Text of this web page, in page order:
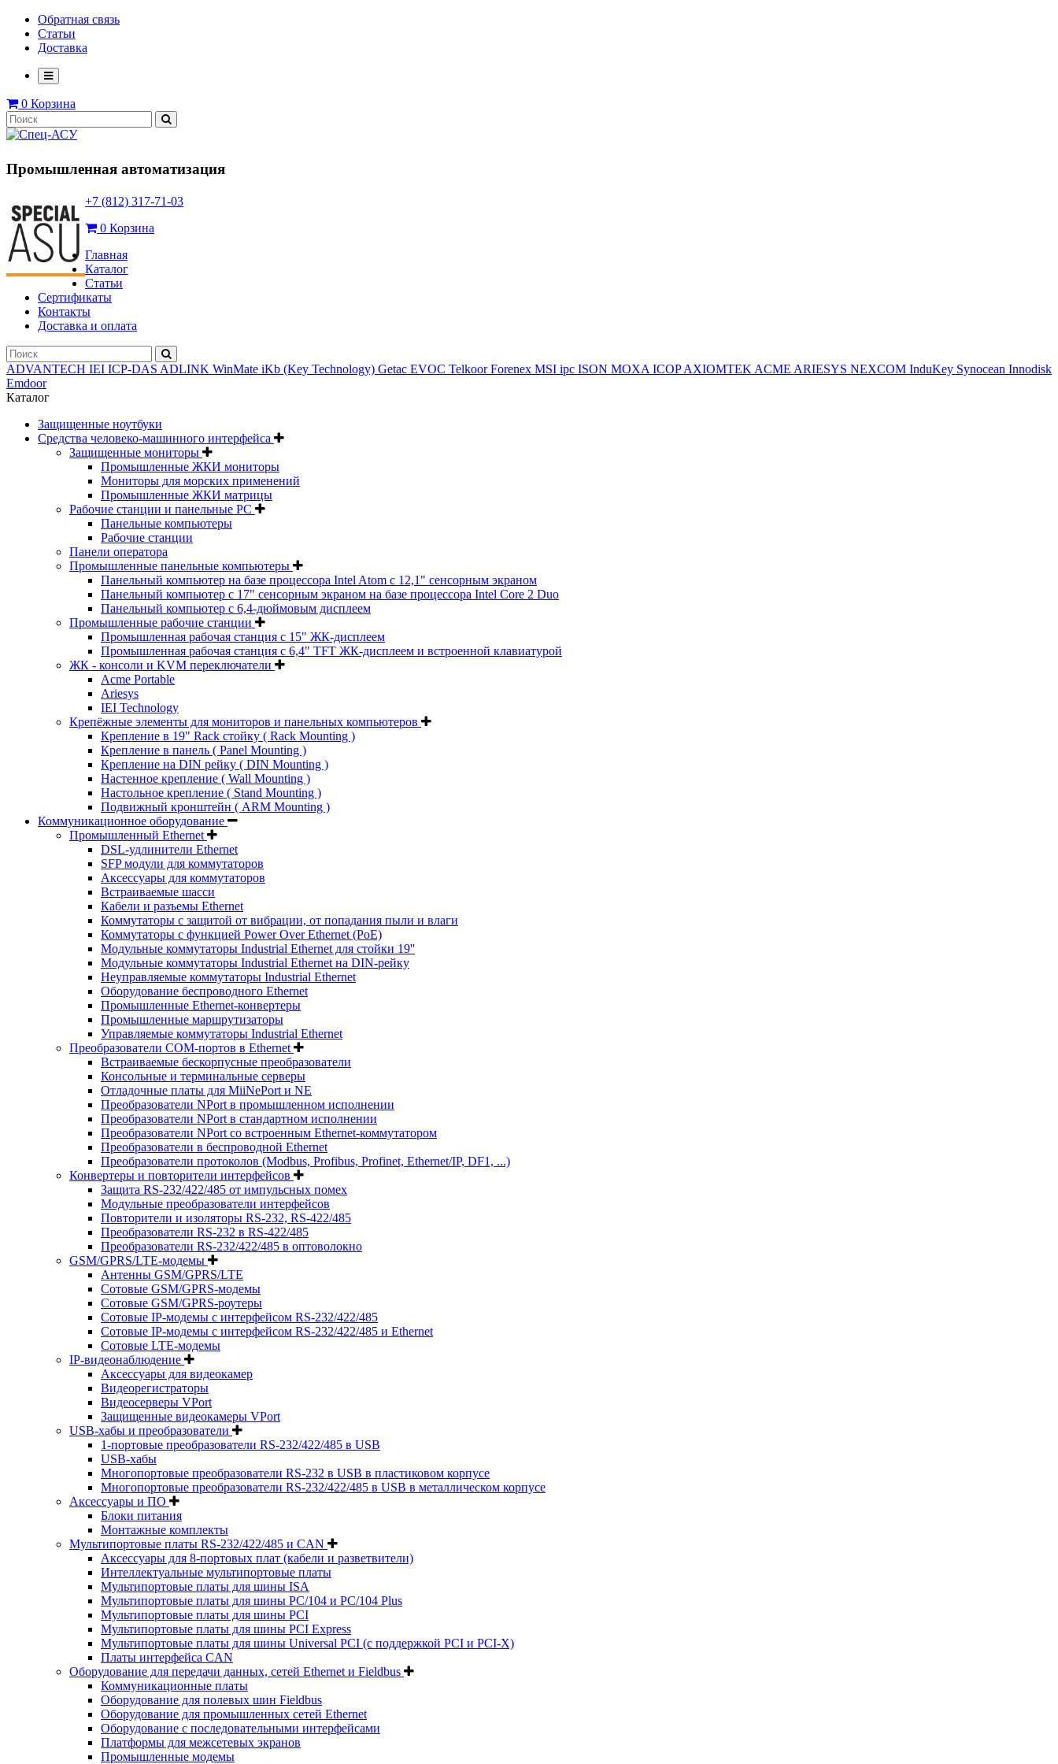
Обратная связь
Статьи
Доставка
0 Корзина
Промышленная автоматизация
+7 (812) 317-71-03
0 Корзина
Главная
Каталог
Статьи
Сертификаты
Контакты
Доставка и оплата
ADVANTECH IEI ICP-DAS ADLINK WinMate iKb (Key Technology) Getac EVOC TelkoorForenex MSI ipc ISON MOXA ICOPAXIOMTEK ACME ARIESYS NEXCOM InduKey Synocean Innodisk
Emdoor
Каталог
Защищенные ноутбуки
Средства человеко-машинного интерфейса
Защищенные мониторы
Промышленные ЖКИ мониторы
Мониторы для морских применений
Промышленные ЖКИ матрицы
Рабочие станции и панельные РС
Панельные компьютеры
Рабочие станции
Панели оператора
Промышленные панельные компьютеры
Панельный компьютер на базе процессора Intel Atom с 12,1" сенсорным экраном
Панельный компьютер с 17" сенсорным экраном на базе процессора Intel Core 2 Duo
Панельный компьютер с 6,4-дюймовым дисплеем
Промышленные рабочие станции
Промышленная рабочая станция с 15" ЖК-дисплеем
Промышленная рабочая станция с 6,4" TFT ЖК-дисплеем и встроенной клавиатурой
ЖК - консоли и KVM переключатели
Acme Portable
Ariesys
IEI Technology
Крепёжные элементы для мониторов и панельных компьютеров
Крепление в 19" Rack стойку ( Rack Mounting )
Крепление в панель ( Panel Mounting )
Крепление на DIN рейку ( DIN Mounting )
Настенное крепление ( Wall Mounting )
Настольное крепление ( Stand Mounting )
Подвижный кронштейн ( ARM Mounting )
Коммуникационное оборудование
Промышленный Ethernet
DSL-удлинители Ethernet
SFP модули для коммутаторов
Аксессуары для коммутаторов
Встраиваемые шасси
Кабели и разъемы Ethernet
Коммутаторы с защитой от вибрации, от попадания пыли и влаги
Коммутаторы с функцией Power Over Ethernet (PoE)
Модульные коммутаторы Industrial Ethernet для стойки 19''
Модульные коммутаторы Industrial Ethernet на DIN-рейку
Неуправляемые коммутаторы Industrial Ethernet
Оборудование беспроводного Ethernet
Промышленные Ethernet-конвертеры
Промышленные маршрутизаторы
Управляемые коммутаторы Industrial Ethernet
Преобразователи COM-портов в Ethernet
Встраиваемые бескорпусные преобразователи
Консольные и терминальные серверы
Отладочные платы для MiiNePort и NE
Преобразователи NPort в промышленном исполнении
Преобразователи NPort в стандартном исполнении
Преобразователи NPort со встроенным Ethernet-коммутатором
Преобразователи в беспроводной Ethernet
Преобразователи протоколов (Modbus, Profibus, Profinet, Ethernet/IP, DF1, ...)
Конвертеры и повторители интерфейсов
Защита RS-232/422/485 от импульсных помех
Модульные преобразователи интерфейсов
Повторители и изоляторы RS-232, RS-422/485
Преобразователи RS-232 в RS-422/485
Преобразователи RS-232/422/485 в оптоволокно
GSM/GPRS/LTE-модемы
Антенны GSM/GPRS/LTE
Сотовые GSM/GPRS-модемы
Сотовые GSM/GPRS-роутеры
Сотовые IP-модемы с интерфейсом RS-232/422/485
Сотовые IP-модемы с интерфейсом RS-232/422/485 и Ethernet
Сотовые LTE-модемы
IP-видеонаблюдение
Аксессуары для видеокамер
Видеорегистраторы
Видеосерверы VPort
Защищенные видеокамеры VPort
USB-хабы и преобразователи
1-портовые преобразователи RS-232/422/485 в USB
USB-хабы
Многопортовые преобразователи RS-232 в USB в пластиковом корпусе
Многопортовые преобразователи RS-232/422/485 в USB в металлическом корпусе
Аксессуары и ПО
Блоки питания
Монтажные комплекты
Мультипортовые платы RS-232/422/485 и CAN
Аксессуары для 8-портовых плат (кабели и разветвители)
Интеллектуальные мультипортовые платы
Мультипортовые платы для шины ISA
Мультипортовые платы для шины PC/104 и PC/104 Plus
Мультипортовые платы для шины PCI
Мультипортовые платы для шины PCI Express
Мультипортовые платы для шины Universal PCI (с поддержкой PCI и PCI-X)
Платы интерфейса CAN
Оборудование для передачи данных, сетей Ethernet и Fieldbus
Коммуникационные платы
Оборудование для полевых шин Fieldbus
Оборудование для промышленных сетей Ethernet
Оборудование с последовательными интерфейсами
Платформы для межсетевых экранов
Промышленные модемы